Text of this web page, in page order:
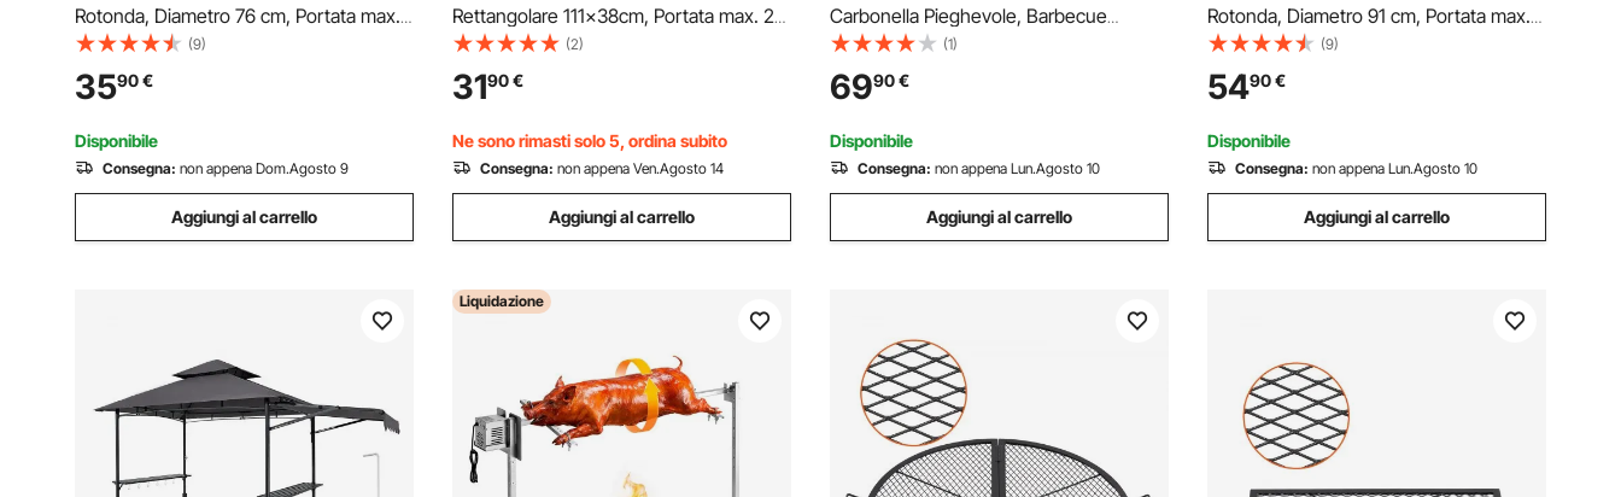
Rotonda, Diametro 76 cm, Portata max.
20 kg, Materiale Utensili per BBQ, Staffa
a Forma di X per Barbecue Braciere,
Picnic, Campeggio, Viaggio, Giardino,
Cortile
(9)
3590€
Disponibile
Consegna: non appena Dom.Agosto 9
Aggiungi al carrello
Rettangolare 111x38cm, Portata max. 20
kg, Materiale Utensili per BBQ, Staffa a
Forma di X per Barbecue Braciere,
Picnic, Campeggio, Viaggio, Giardino,
Cortile
(2)
3190€
Ne sono rimasti solo 5, ordina subito
Consegna: non appena Ven.Agosto 14
Aggiungi al carrello
Carbonella Pieghevole, Barbecue
Portatile Altezza Regolabile con Ripiani
Laterali per Spezie Salsa, Griglia a
Carbone BBQ da Campeggio Picnic
Feste da Esterno Giardino
(1)
6990€
Disponibile
Consegna: non appena Lun.Agosto 10
Aggiungi al carrello
Rotonda, Diametro 91 cm, Portata max.
20 kg, Materiale Utensili per BBQ, Staffa
a Forma di X per Barbecue Braciere,
Picnic, Campeggio, Viaggio, Giardino,
Cortile
(9)
5490€
Disponibile
Consegna: non appena Lun.Agosto 10
Aggiungi al carrello
Liquidazione